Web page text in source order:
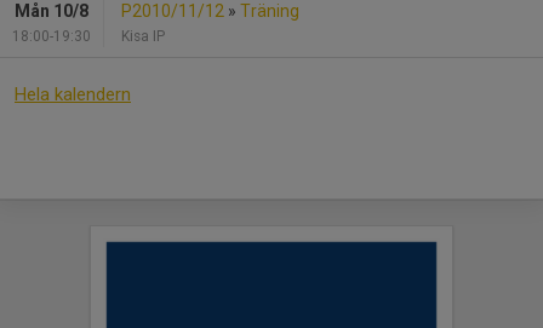
Mån 10/8
18:00-19:30
P2010/11/12 » Träning
Kisa IP
Hela kalendern